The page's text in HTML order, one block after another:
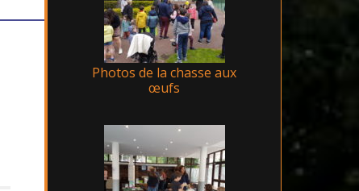
Photos de la chasse aux
œufs